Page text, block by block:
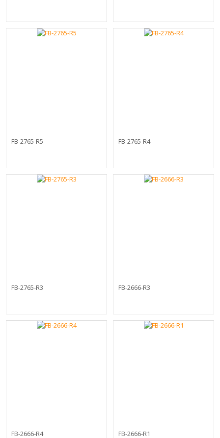
FB-2765-R5 FB-2765-R4
FB-2765-R3 FB-2666-R3
FB-2666-R4 FB-2666-R1